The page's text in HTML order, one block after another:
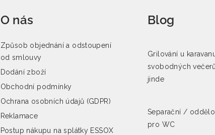
O nás
Způsob objednání a odstoupení
od smlouvy
Dodání zboží
Obchodní podmínky
Ochrana osobních údajů (GDPR)
Reklamace
Postup nákupu na splátky ESSOX
Blog
Grilování u
svobodných
jinde
Separační /
pro WC